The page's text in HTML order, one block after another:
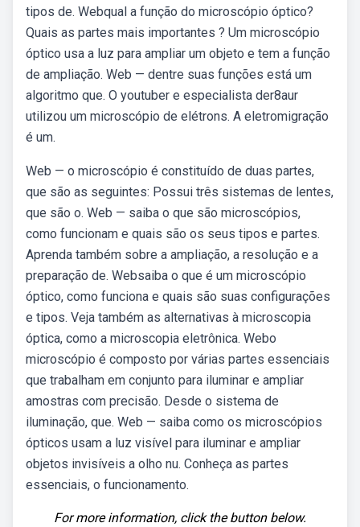
tipos de. Webqual a função do microscópio óptico?
Quais as partes mais importantes ? Um microscópio
óptico usa a luz para ampliar um objeto e tem a função
de ampliação. Web — dentre suas funções está um
algoritmo que. O youtuber e especialista der8aur
utilizou um microscópio de elétrons. A eletromigração
é um.
Web — o microscópio é constituído de duas partes,
que são as seguintes: Possui três sistemas de lentes,
que são o. Web — saiba o que são microscópios,
como funcionam e quais são os seus tipos e partes.
Aprenda também sobre a ampliação, a resolução e a
preparação de. Websaiba o que é um microscópio
óptico, como funciona e quais são suas configurações
e tipos. Veja também as alternativas à microscopia
óptica, como a microscopia eletrônica. Webo
microscópio é composto por várias partes essenciais
que trabalham em conjunto para iluminar e ampliar
amostras com precisão. Desde o sistema de
iluminação, que. Web — saiba como os microscópios
ópticos usam a luz visível para iluminar e ampliar
objetos invisíveis a olho nu. Conheça as partes
essenciais, o funcionamento.
For more information, click the button below.